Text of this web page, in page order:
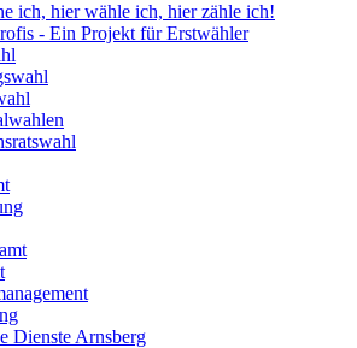
ich, hier wähle ich, hier zähle ich!
- Ein Projekt für Erstwähler
Dienste Arnsberg